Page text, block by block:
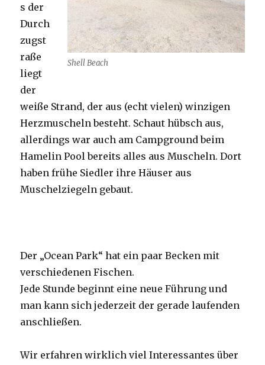
Shell Beach
s der
Durch
zugst
raße
liegt
der
weiße Strand, der aus (echt vielen) winzigen
Herzmuscheln besteht. Schaut hübsch aus,
allerdings war auch am Campground beim
Hamelin Pool bereits alles aus Muscheln. Dort
haben frühe Siedler ihre Häuser aus
Muschelziegeln gebaut.
Der „Ocean Park“ hat ein paar Becken mit
verschiedenen Fischen.
Jede Stunde beginnt eine neue Führung und
man kann sich jederzeit der gerade laufenden
anschließen.
Wir erfahren wirklich viel Interessantes über